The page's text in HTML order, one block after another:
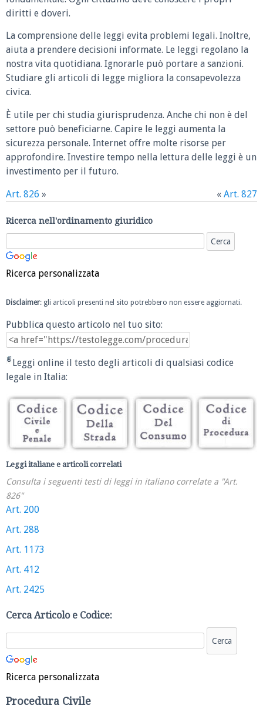
diritti e doveri.
La comprensione delle leggi evita problemi legali. Inoltre,
aiuta a prendere decisioni informate. Le leggi regolano la
nostra vita quotidiana. Ignorarle può portare a sanzioni.
Studiare gli articoli di legge migliora la consapevolezza
civica.
È utile per chi studia giurisprudenza. Anche chi non è del
settore può beneficiarne. Capire le leggi aumenta la
sicurezza personale. Internet offre molte risorse per
approfondire. Investire tempo nella lettura delle leggi è un
investimento per il futuro.
Art. 826 » « Art. 827
Ricerca nell'ordinamento giuridico
Ricerca personalizzata
Disclaimer: gli articoli presenti nel sito potrebbero non essere aggiornati.
Pubblica questo articolo nel tuo sito:
Leggi online il testo degli articoli di qualsiasi codice
legale in Italia:
Leggi italiane e articoli correlati
Consulta i seguenti testi di leggi in italiano correlate a "Art.
826"
Art. 200
Art. 288
Art. 1173
Art. 412
Art. 2425
Cerca Articolo e Codice:
Ricerca personalizzata
Procedura Civile